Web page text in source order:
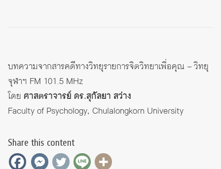
บทความจากสารคดีทางวิทยุรายการจิตวิทยาเพื่อคุณ – วิทยุ
จุฬาฯ FM 101.5 MHz
โดย ศาสตราจารย์ ดร.สุกัลยา สว่าง
Faculty of Psychology, Chulalongkorn University
Share this content